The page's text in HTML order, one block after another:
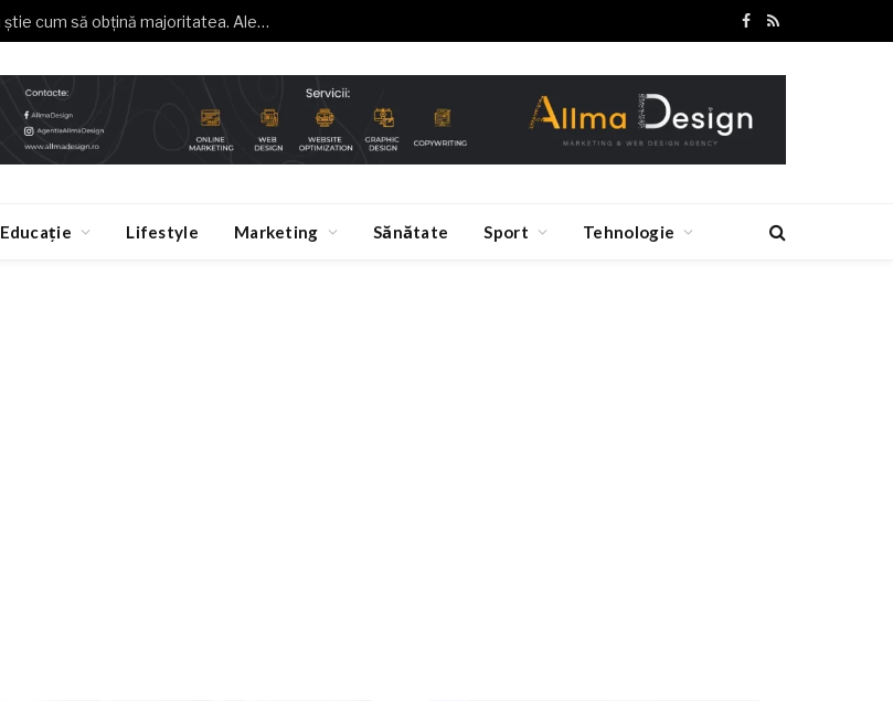
Buzoianu (USR): Grindeanu nu știe cum să obțină majoritatea. Alegeri anticipate, o necesitate
Facebook
RSS
Educație Lifestyle Marketing Sănătate Sport Tehnologie